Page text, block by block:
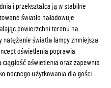
i przekształca ją w stabilne
światło naładowuje
powierzchni terenu na
światła lampy zmniejsza
oświetlenia poprawia
oświetlenia oraz zapewnia
nocnego użytkowania dla gości.